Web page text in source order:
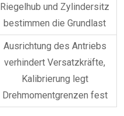
Riegelhub und Zylindersitz
bestimmen die Grundlast
Ausrichtung des Antriebs
verhindert Versatzkräfte,
Kalibrierung legt
Drehmomentgrenzen fest